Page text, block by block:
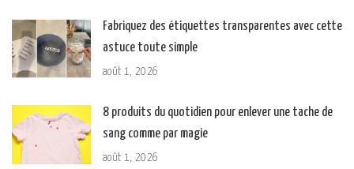
Fabriquez des étiquettes transparentes avec cette
astuce toute simple
août 1, 2026
8 produits du quotidien pour enlever une tache de
sang comme par magie
août 1, 2026